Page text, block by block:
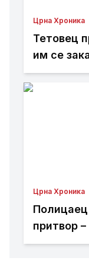
Црна Хроника
Тетовец
им се
родители
Црна Хроника
Полицаец
притвор
присвоил